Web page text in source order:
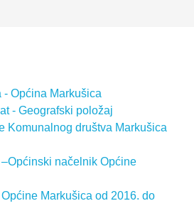
Općina Markušica
- Geografski položaj
Komunalnog društva Markušica
načelnik Općine
Markušica od 2016. do